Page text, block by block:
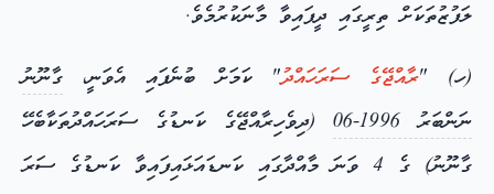
ލަފުޒުތަކަށް ތިރީގައި ދީފައިވާ މާނަކުރުމެވެ.
(ހ) "ރާއްޖޭގެ ސަރަހައްދު" ކަމަށް ބުނެފައި އެވަނީ، ގާނޫނު
ނަންބަރު 1996-06
(ދިވެހިރާއްޖޭގެ ކަނޑުގެ ސަރަހައްދުތަކާބެހޭ
ގާނޫނު) ގެ 4 ވަނަ މާއްދާގައި ކަނޑައަޅައިފައިވާ ކަނޑުގެ ސަރަ